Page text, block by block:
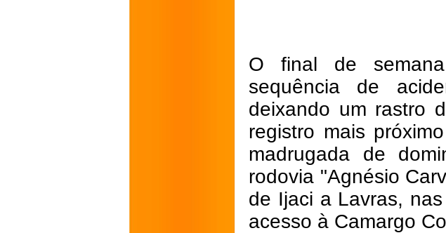
O final de
sequência de
deixando um rastro
registro mais
madrugada de
rodovia "Agnésio
de Ijaci a Lavras,
acesso à Camargo